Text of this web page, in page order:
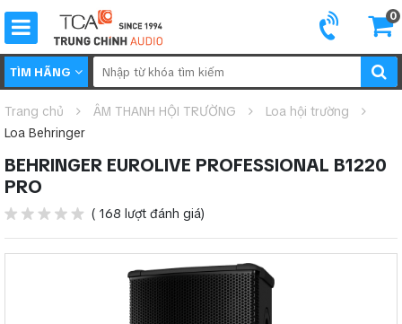
0
TÌM HÃNG
Trang chủ ÂM THANH HỘI TRƯỜNG
Loa hội trường
Loa Behringer
BEHRINGER EUROLIVE PROFESSIONAL B1220
PRO
( 168 lượt đánh giá)